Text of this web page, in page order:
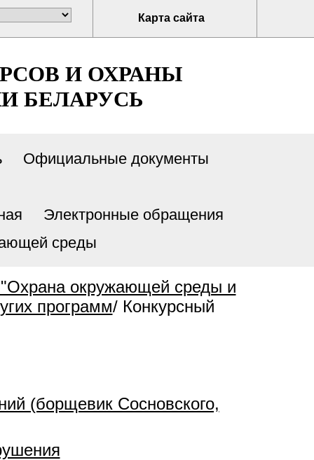
Карта сайта
И ОХРАНЫ
БЕЛАРУСЬ
Официальные документы
Электронные обращения
среды
окружающей среды и
программ/ Конкурсный
(борщевик Сосновского,